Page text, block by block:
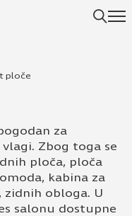
ploče
za
Zbog toga se
ploča, ploča
kabina za
zidnih obloga. U
salonu dostupne